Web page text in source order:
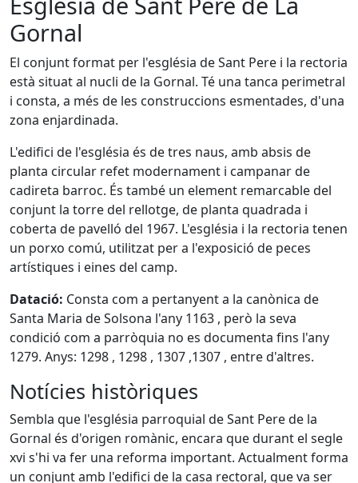
Gornal
El conjunt format per l'església de Sant Pere i la rectoria
està situat al nucli de la Gornal. Té una tanca perimetral
i consta, a més de les construccions esmentades, d'una
zona enjardinada.
L'edifici de l'església és de tres naus, amb absis de
planta circular refet modernament i campanar de
cadireta barroc. És també un element remarcable del
conjunt la torre del rellotge, de planta quadrada i
coberta de pavelló del 1967. L'església i la rectoria tenen
un porxo comú, utilitzat per a l'exposició de peces
artístiques i eines del camp.
Datació: Consta com a pertanyent a la canònica de
Santa Maria de Solsona l'any 1163 , però la seva
condició com a parròquia no es documenta fins l'any
1279. Anys: 1298 , 1298 , 1307 ,1307 , entre d'altres.
Notícies històriques
Sembla que l'església parroquial de Sant Pere de la
Gornal és d'origen romànic, encara que durant el segle
xvi s'hi va fer una reforma important. Actualment forma
un conjunt amb l'edifici de la casa rectoral, que va ser